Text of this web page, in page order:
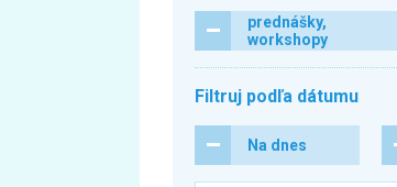
prednášky,
workshopy
Filtruj podľa dátumu
Na dnes